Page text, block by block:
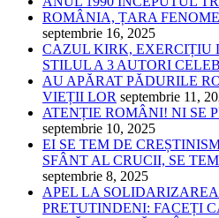
ROMÂNIA, ȚARA
septembrie 16, 2025
CAZUL KIRK, EXERCIȚIU
STILUL A 3 AUTORI
AU APĂRAT PĂDURILE
VIEȚII LOR septembrie 11,
ATENȚIE ROMÂNI! NI SE
septembrie 10, 2025
EI SE TEM DE
SFÂNT AL CRUCII, SE
septembrie 8, 2025
APEL LA
PRETUTINDENI: FACEȚI